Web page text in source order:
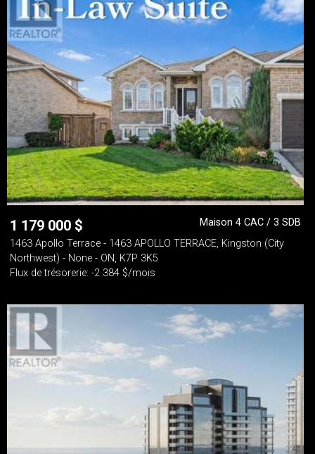
1 179 000 $
Maison 4 CAC / 3 SDB
1463 Apollo Terrace - 1463 APOLLO TERRACE, Kingston (City
Northwest) - None - ON, K7P 3K5
Flux de trésorerie: -2 384 $/mois